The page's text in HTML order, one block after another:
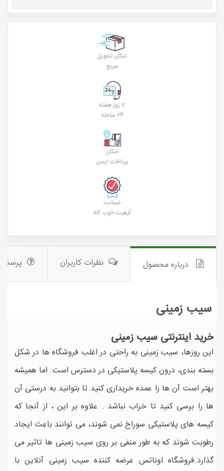
امکان تحویل
سریع
۷ روز هفته
۲۴ ساعته
امکان
پرداخت ایمن
ضمانت
کیفیت خوب کالا
درباره محصول نظرات کاربران
سیب زمینی
خرید اینترنتی سیب زمینی
این روزها، سیب زمینی به راحتی در اغلب فروشگاه ها در شکل
بسته بندی، درون کیسه پلاستیکی در دسترس است. اما همیشه
بهتر است آن ها را عمده خریداری کنید تا بتوانید به درستی آن
ها را برسی کنید تا خراب نباشد . علاوه بر این ، از آنجا که
کیسه های پلاستیکی سوراخ نمی شوند، می توانند باعث ایجاد
رطوبت شوند که به طور منفی بر روی سیب زمینی ها تاثیر می
گذارد.فروشگاه اوناتس عرضه کننده سیب زمینی آنلاین با